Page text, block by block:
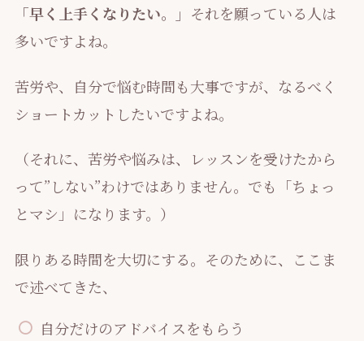
「早く上手くなりたい。」 それを願っている人は
多いですよね。
苦労や、自分で悩む時間も大事ですが、なるべく
ショートカットしたいですよね。
（それに、苦労や悩みは、レッスンを受けたから
って”しない”わけではありません。でも「ちょっ
とマシ」になります。）
限りある時間を大切にする。そのために、ここま
で述べてきた、
自分だけのアドバイスをもらう